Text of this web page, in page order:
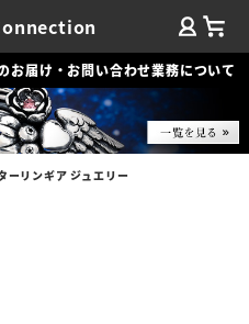
お届け・お問い合わせ業務について
ーリンギア ジュエリー